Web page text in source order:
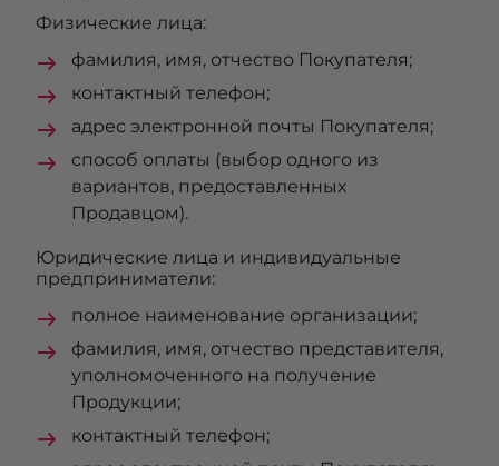
Физические лица:
фамилия, имя, отчество Покупателя;
контактный телефон;
адрес электронной почты Покупателя;
способ оплаты (выбор одного из
вариантов, предоставленных
Продавцом).
Юридические лица и индивидуальные
предприниматели:
полное наименование организации;
фамилия, имя, отчество представителя,
уполномоченного на получение
Продукции;
контактный телефон;